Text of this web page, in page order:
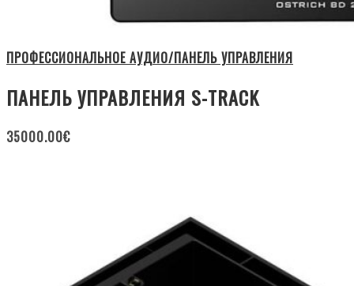
ПРОФЕССИОНАЛЬНОЕ АУДИО/ПАНЕЛЬ УПРАВЛЕНИЯ
ПАНЕЛЬ УПРАВЛЕНИЯ S-TRACK
35000.00€